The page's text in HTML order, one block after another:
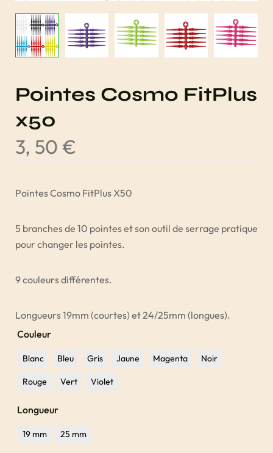
Pointes Cosmo FitPlus
x50
3, 50 €
Pointes Cosmo FitPlus X50
5 branches de 10 pointes et son outil de serrage pratique
pour changer les pointes.
9 couleurs différentes.
Longueurs 19mm (courtes) et 24/25mm (longues).
Couleur
Blanc Bleu Gris Jaune Magenta Noir
Rouge Vert Violet
Longueur
19 mm 25 mm